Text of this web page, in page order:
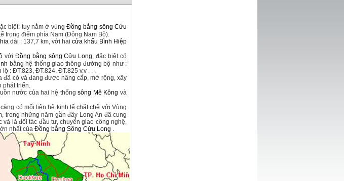
biệt: tuy nằm ở vùng Đồng bằng sông Cửu
trọng điểm phía Nam (Đông Nam Bộ).
dài : 137,7 km, với hai cửa khẩu Bình Hiệp
với Đồng bằng sông Cửu Long, đặc biệt có
bằng hệ thống giao thông đường bộ như :
lộ : ĐT.823, ĐT.824, ĐT.825 v.v . . .
có và đang được nâng cấp, mở rộng, xây
phát triển.
nước của hai hệ thốngsông Mê Kông và
có mối liên hệ kinh tế chặt chẽ với Vùng
trong những năm gần đây Long An đã cung
là đối tác đầu tư, chuyển giao công nghệ,
nhất của Đồng bằng Sông Cửu Long .